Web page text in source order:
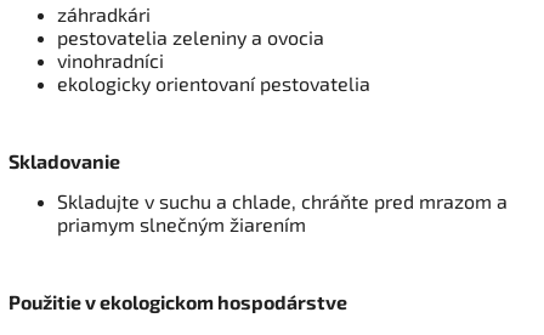
záhradkári
pestovatelia zeleniny a ovocia
vinohradníci
ekologicky orientovaní pestovatelia
Skladovanie
Skladujte v suchu a chlade, chráňte pred mrazom a
priamym slnečným žiarením
Použitie v ekologickom hospodárstve